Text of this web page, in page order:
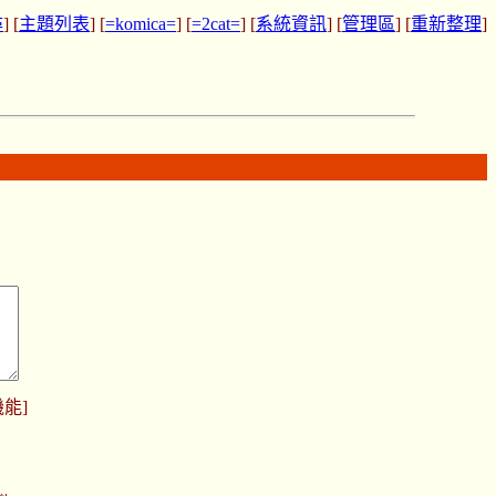
] [主題列表] [=komica=] [=2cat=] [系統資訊] [管理區] [重新整理]
能]